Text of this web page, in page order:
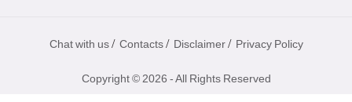
Chat with us / Contacts / Disclaimer / Privacy Policy
Copyright © 2026 - All Rights Reserved